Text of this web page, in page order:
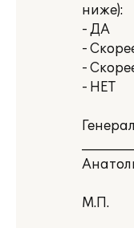
ниже):
- ДА
-
-
- НЕТ
М.П.